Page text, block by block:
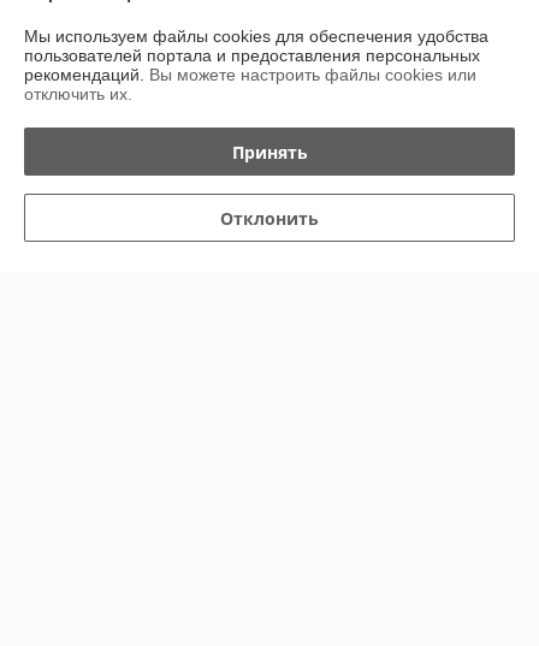
18.02.2026
Елена
Показать все отзывы
Мы используем файлы cookies для обеспечения удобства
пользователей портала и предоставления персональных
рекомендаций. Вы можете настроить файлы cookies или
отключить их.
Принять
Отклонить